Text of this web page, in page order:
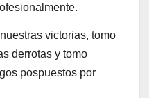
victorias, tomo
derrotas y tomo
pospuestos por